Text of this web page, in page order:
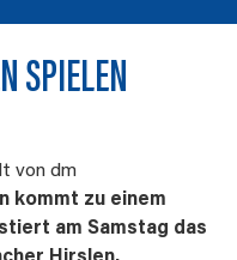
SPIELEN
von dm
kommt zu einem
am Samstag das